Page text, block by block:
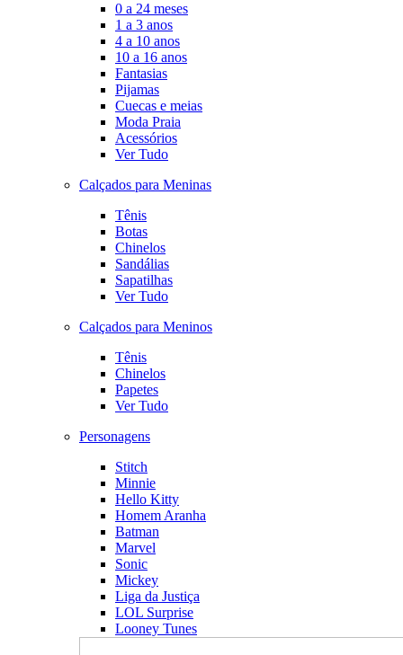
0 a 24 meses
1 a 3 anos
4 a 10 anos
10 a 16 anos
Fantasias
Pijamas
Cuecas e meias
Moda Praia
Acessórios
Ver Tudo
Calçados para Meninas
Tênis
Botas
Chinelos
Sandálias
Sapatilhas
Ver Tudo
Calçados para Meninos
Tênis
Chinelos
Papetes
Ver Tudo
Personagens
Stitch
Minnie
Hello Kitty
Homem Aranha
Batman
Marvel
Sonic
Mickey
Liga da Justiça
LOL Surprise
Looney Tunes